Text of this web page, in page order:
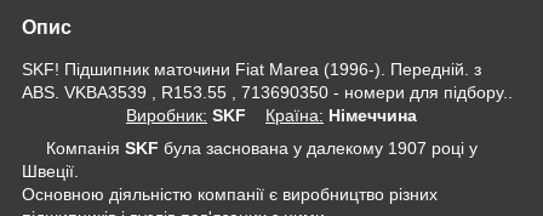
Опис
SKF! Підшипник маточини Fiat Marea (1996-). Передній. з
ABS. VKBA3539 , R153.55 , 713690350 - номери для підбору..
Виробник: SKF Крaїна: Німеччина
Компанія SKF була заснована у далекому 1907 році у
Швеції.
Основною діяльністю компанії є виробництво різних